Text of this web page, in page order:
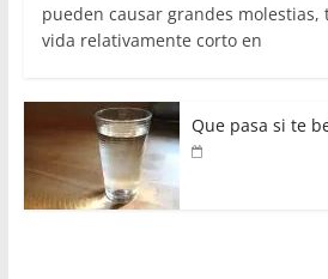
pueden causar grandes molestias,
vida relativamente corto en
Que pasa si te